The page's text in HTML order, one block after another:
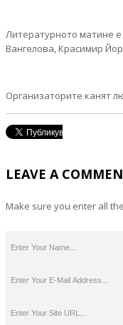
Литературното матине
Вангелова, Красимир
Организаторите канят
LEAVE A
Make sure you enter all